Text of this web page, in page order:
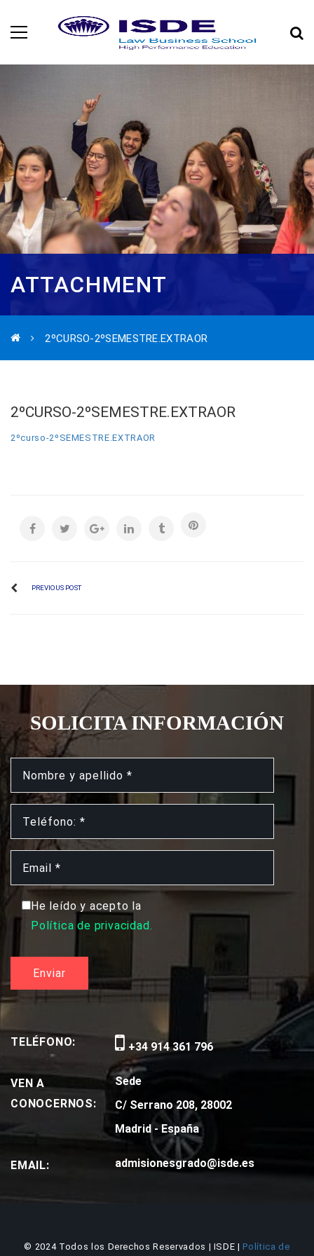
ATTACHMENT
2ºCURSO-2ºSEMESTRE.EXTRAOR
2ºCURSO-2ºSEMESTRE.EXTRAOR
2ºcurso-2ºSEMESTRE.EXTRAOR
PREVIOUS POST
SOLICITA INFORMACIÓN
He leído y acepto la
Política de privacidad.
TELÉFONO: +34 914 361 796
VEN A
CONOCERNOS:
Sede
C/ Serrano 208, 28002
Madrid - España
EMAIL: admisionesgrado@isde.es
© 2024 Todos los Derechos Reservados | ISDE |Política de